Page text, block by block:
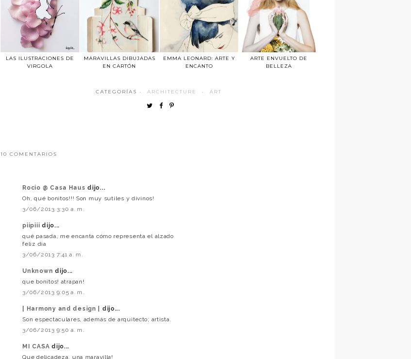
LAS ILUSTRACIONES DE
VIRGOLA
MARAVILLAS DIBUJADAS
EN CARTÓN
EMMA LEONARD: ARTE Y
ENCANTO
ARTE ENVUELTO DE
BELLEZA
CATEGORÍAS · ARCHITECTURE · ART
10 COMENTARIOS
Rocio @ Casa Haus dijo...
Oh, qué bonitos!!! Son muy sutiles y divinos!
3/06/2013 3:30 a. m.
piipiii dijo...
qué pasada, me encanta cómo representa el alzado
feliz dia
3/06/2013 7:41 a. m.
Unknown dijo...
que bonitos! atrapan!
3/06/2013 9:05 a. m.
| Harmony and design | dijo...
Son espectaculares, además de arquitecto; artista.
3/06/2013 9:50 a. m.
MI CASA dijo...
Que delicadeza, una maravilla!